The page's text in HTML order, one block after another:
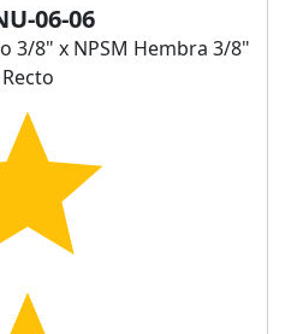
06-06
3/8" x NPSM Hembra 3/8"
Recto